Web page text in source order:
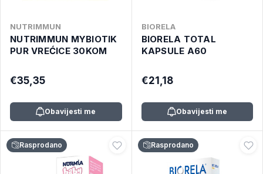
NUTRIMMUN
NUTRIMMUN MYBIOTIK
PUR VREĆICE 30KOM
€35,35
Obavijesti me
BIORELA
BIORELA TOTAL
KAPSULE A60
€21,18
Obavijesti me
Rasprodano Rasprodano